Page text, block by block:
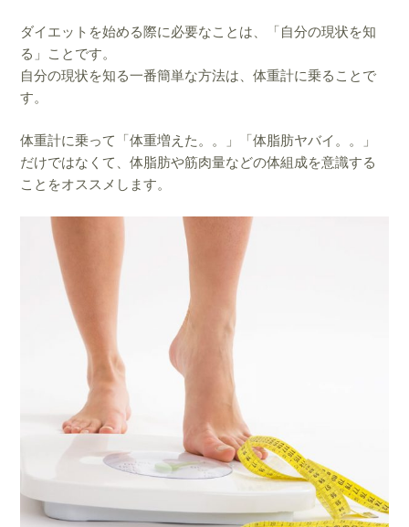
ダイエットを始める際に必要なことは、「自分の現状を知
る」ことです。
自分の現状を知る一番簡単な方法は、体重計に乗ることで
す。
体重計に乗って「体重増えた。。」「体脂肪ヤバイ。。」
だけではなくて、体脂肪や筋肉量などの体組成を意識する
ことをオススメします。